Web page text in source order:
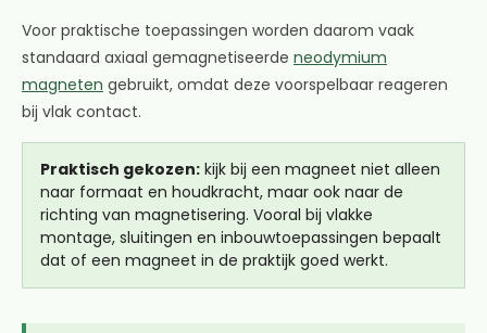
Voor praktische toepassingen worden daarom vaak
standaard axiaal gemagnetiseerde neodymium
magneten gebruikt, omdat deze voorspelbaar reageren
bij vlak contact.
Praktisch gekozen: kijk bij een magneet niet alleen
naar formaat en houdkracht, maar ook naar de
richting van magnetisering. Vooral bij vlakke
montage, sluitingen en inbouwtoepassingen bepaalt
dat of een magneet in de praktijk goed werkt.